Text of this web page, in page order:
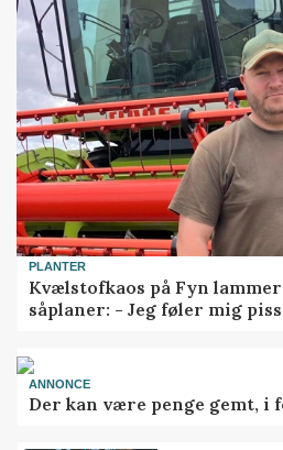
PLANTER
Kvælstofkaos på Fyn
såplaner: - Jeg føler mig
ANNONCE
Der kan være penge gemt, i